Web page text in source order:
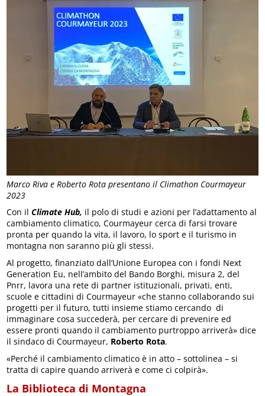
Marco Riva e Roberto Rota presentano il Climathon Courmayeur
2023
Con ilClimate Hub, il polo di studi e azioni per l’adattamento al
cambiamento climatico, Courmayeur cerca di farsi trovare
pronta per quando la vita, il lavoro, lo sport e il turismo in
montagna non saranno più gli stessi.
Al progetto, finanziato dall’Unione Europea con i fondi Next
Generation Eu, nell’ambito del Bando Borghi, misura 2, del
Pnrr, lavora una rete di partner istituzionali, privati, enti,
scuole e cittadini di Courmayeur «che stanno collaborando sui
progetti per il futuro, tutti insieme stiamo cercando di
immaginare cosa succederà, per cercare di prevenire ed
essere pronti quando il cambiamento purtroppo arriverà» dice
il sindaco di Courmayeur, Roberto Rota.
«Perché il cambiamento climatico è in atto – sottolinea – si
tratta di capire quando arriverà e come ci colpirà».
La Biblioteca di Montagna